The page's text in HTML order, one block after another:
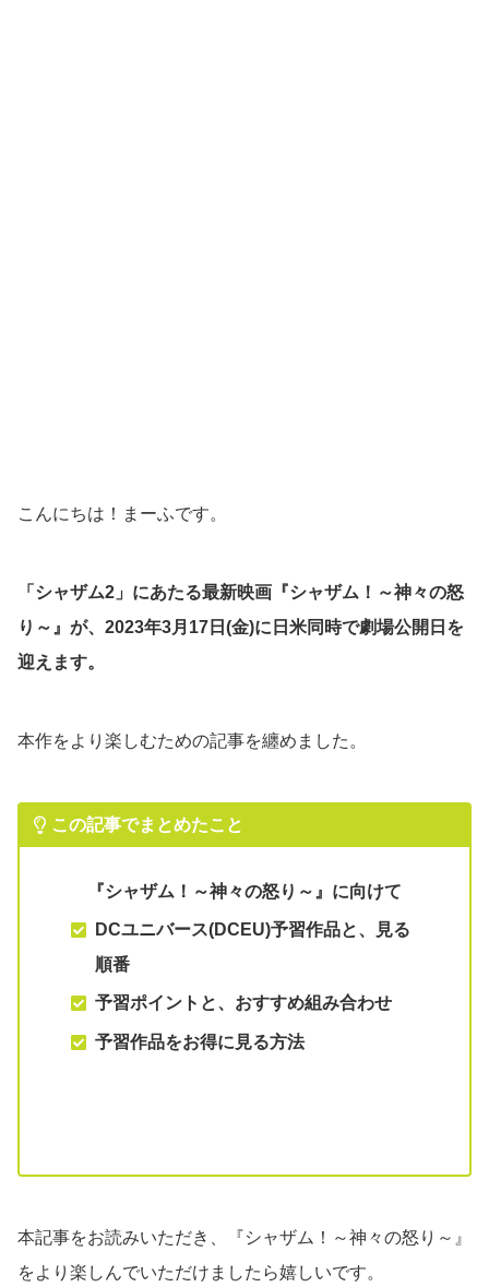
こんにちは！まーふです。
「シャザム2」にあたる最新映画『シャザム！～神々の怒
り～』が、2023年3月17日(金)に日米同時で劇場公開日を
迎えます。
本作をより楽しむための記事を纏めました。
この記事でまとめたこと
『シャザム！～神々の怒り～』に向けて
DCユニバース(DCEU)予習作品と、見る
順番
予習ポイントと、おすすめ組み合わせ
予習作品をお得に見る方法
本記事をお読みいただき、『シャザム！～神々の怒り～』
をより楽しんでいただけましたら嬉しいです。